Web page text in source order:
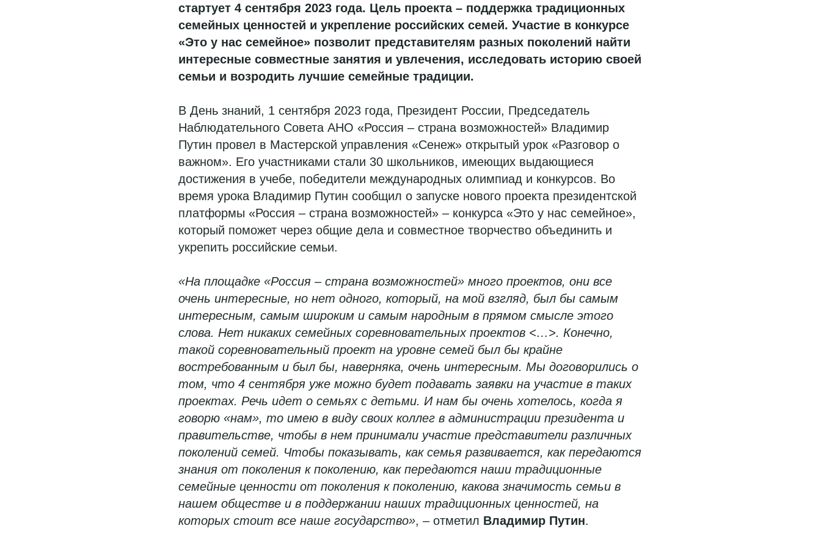
стартует 4 сентября 2023 года. Цель проекта – поддержка традиционных
семейных ценностей и укрепление российских семей. Участие в конкурсе
«Это у нас семейное» позволит представителям разных поколений найти
интересные совместные занятия и увлечения, исследовать историю своей
семьи и возродить лучшие семейные традиции.
В День знаний, 1 сентября 2023 года, Президент России, Председатель
Наблюдательного Совета АНО «Россия – страна возможностей» Владимир
Путин провел в Мастерской управления «Сенеж» открытый урок «Разговор о
важном». Его участниками стали 30 школьников, имеющих выдающиеся
достижения в учебе, победители международных олимпиад и конкурсов. Во
время урока Владимир Путин сообщил о запуске нового проекта президентской
платформы «Россия – страна возможностей» – конкурса «Это у нас семейное»,
который поможет через общие дела и совместное творчество объединить и
укрепить российские семьи.
«На площадке «Россия – страна возможностей» много проектов, они все
очень интересные, но нет одного, который, на мой взгляд, был бы самым
интересным, самым широким и самым народным в прямом смысле этого
слова. Нет никаких семейных соревновательных проектов <…>. Конечно,
такой соревновательный проект на уровне семей был бы крайне
востребованным и был бы, наверняка, очень интересным. Мы договорились о
том, что 4 сентября уже можно будет подавать заявки на участие в таких
проектах. Речь идет о семьях с детьми. И нам бы очень хотелось, когда я
говорю «нам», то имею в виду своих коллег в администрации президента и
правительстве, чтобы в нем принимали участие представители различных
поколений семей. Чтобы показывать, как семья развивается, как передаются
знания от поколения к поколению, как передаются наши традиционные
семейные ценности от поколения к поколению, какова значимость семьи в
нашем обществе и в поддержании наших традиционных ценностей, на
которых стоит все наше государство», – отметил Владимир Путин.